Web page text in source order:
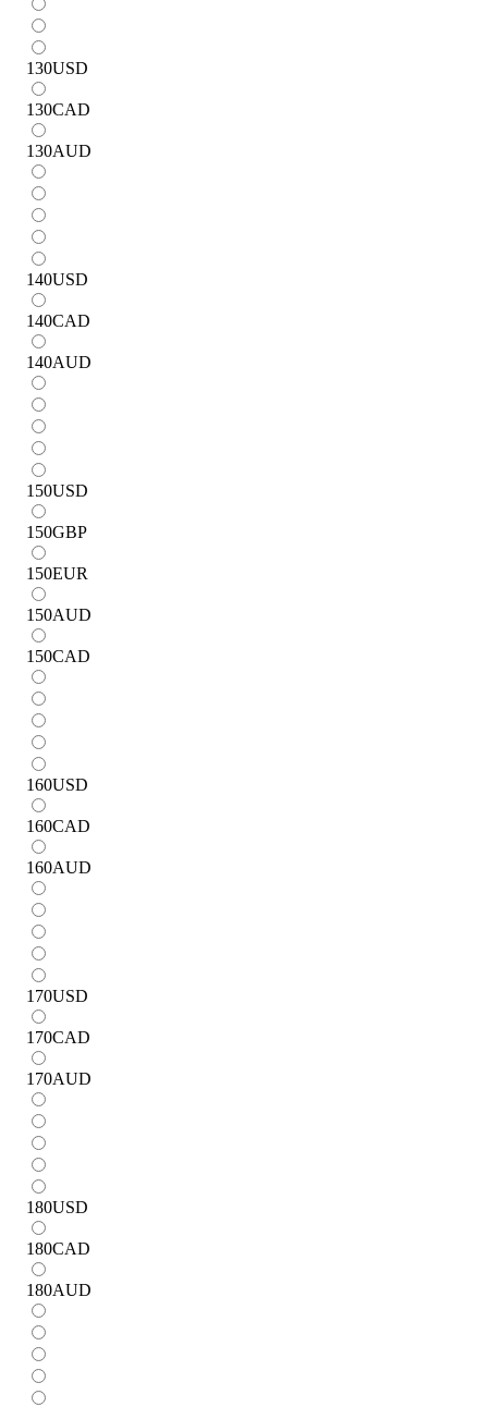
130USD
130CAD
130AUD
140USD
140CAD
140AUD
150USD
150GBP
150EUR
150AUD
150CAD
160USD
160CAD
160AUD
170USD
170CAD
170AUD
180USD
180CAD
180AUD